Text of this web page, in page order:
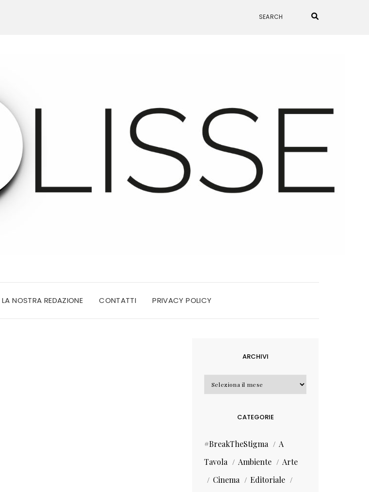
LA NOSTRA REDAZIONE CONTATTI PRIVACY POLICY
ARCHIVI
Archivi
CATEGORIE
#BreakTheStigma
A
Tavola
Ambiente
Arte
Cinema
Editoriale